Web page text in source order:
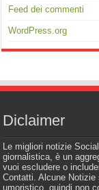
Feed dei commenti
WordPress.org
Diclaimer
Le migliori notizie
giornalistica, è un
vuoi escludere o
Contatti. Alcune
umoristico, quindi non